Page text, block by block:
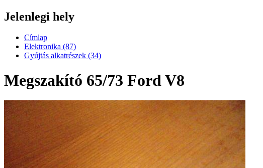
Jelenlegi hely
Címlap
Elektronika (87)
Gyújtás alkatrészek (34)
Megszakító 65/73 Ford V8